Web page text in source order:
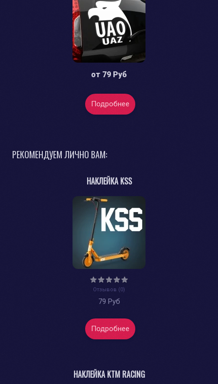
от 79 Руб
Подробнее
РЕКОМЕНДУЕМ ЛИЧНО ВАМ:
НАКЛЕЙКА KSS
Отзывов (0)
79 Руб
Подробнее
НАКЛЕЙКА KTM RACING